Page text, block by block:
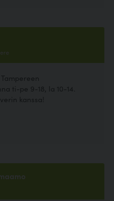
ti-pe 9-18, la 10-14.
kanssa!